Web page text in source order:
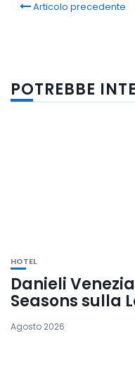
Articolo precedente
POTREBBE
HOTEL
Danieli
Seasons sulla
Agosto 2026